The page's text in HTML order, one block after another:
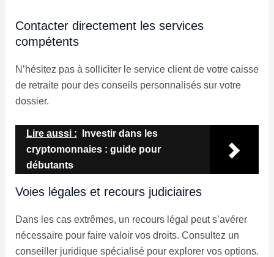
Contacter directement les services
compétents
N’hésitez pas à solliciter le service client de votre caisse
de retraite pour des conseils personnalisés sur votre
dossier.
Lire aussi :
Investir dans les
cryptomonnaies : guide pour
débutants
Voies légales et recours judiciaires
Dans les cas extrêmes, un recours légal peut s’avérer
nécessaire pour faire valoir vos droits. Consultez un
conseiller juridique spécialisé pour explorer vos options.